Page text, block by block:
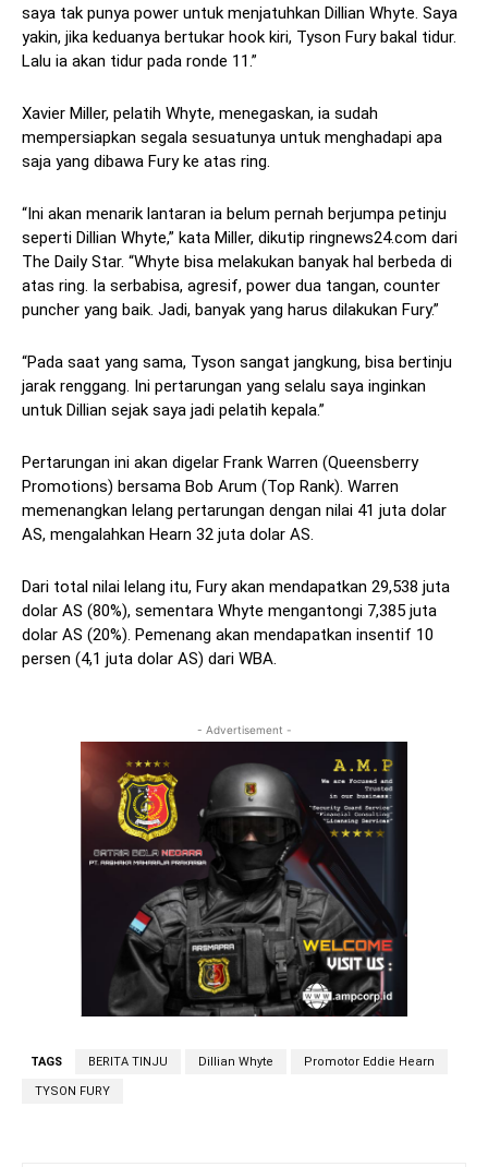
saya tak punya power untuk menjatuhkan Dillian Whyte. Saya
yakin, jika keduanya bertukar hook kiri, Tyson Fury bakal tidur.
Lalu ia akan tidur pada ronde 11.”
Xavier Miller, pelatih Whyte, menegaskan, ia sudah
mempersiapkan segala sesuatunya untuk menghadapi apa
saja yang dibawa Fury ke atas ring.
“Ini akan menarik lantaran ia belum pernah berjumpa petinju
seperti Dillian Whyte,” kata Miller, dikutip ringnews24.com dari
The Daily Star. “Whyte bisa melakukan banyak hal berbeda di
atas ring. Ia serbabisa, agresif, power dua tangan, counter
puncher yang baik. Jadi, banyak yang harus dilakukan Fury.”
“Pada saat yang sama, Tyson sangat jangkung, bisa bertinju
jarak renggang. Ini pertarungan yang selalu saya inginkan
untuk Dillian sejak saya jadi pelatih kepala.”
Pertarungan ini akan digelar Frank Warren (Queensberry
Promotions) bersama Bob Arum (Top Rank). Warren
memenangkan lelang pertarungan dengan nilai 41 juta dolar
AS, mengalahkan Hearn 32 juta dolar AS.
Dari total nilai lelang itu, Fury akan mendapatkan 29,538 juta
dolar AS (80%), sementara Whyte mengantongi 7,385 juta
dolar AS (20%). Pemenang akan mendapatkan insentif 10
persen (4,1 juta dolar AS) dari WBA.
- Advertisement -
TAGS BERITA TINJU Dillian Whyte Promotor Eddie Hearn
TYSON FURY